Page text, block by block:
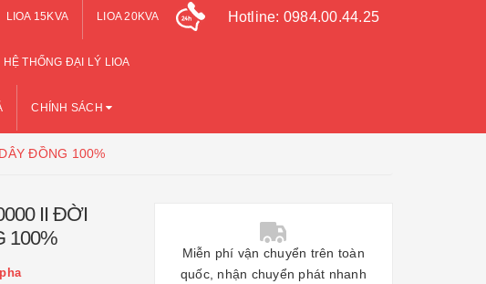
LIOA 15KVA LIOA 20KVA
HỆ THỐNG ĐẠI LÝ LIOA
CHÍNH SÁCH
Hotline: 0984.00.44.25
ĐỒNG 100%
II ĐỜI
100%
Miễn phí vận chuyển trên toàn
quốc, nhận chuyển phát nhanh